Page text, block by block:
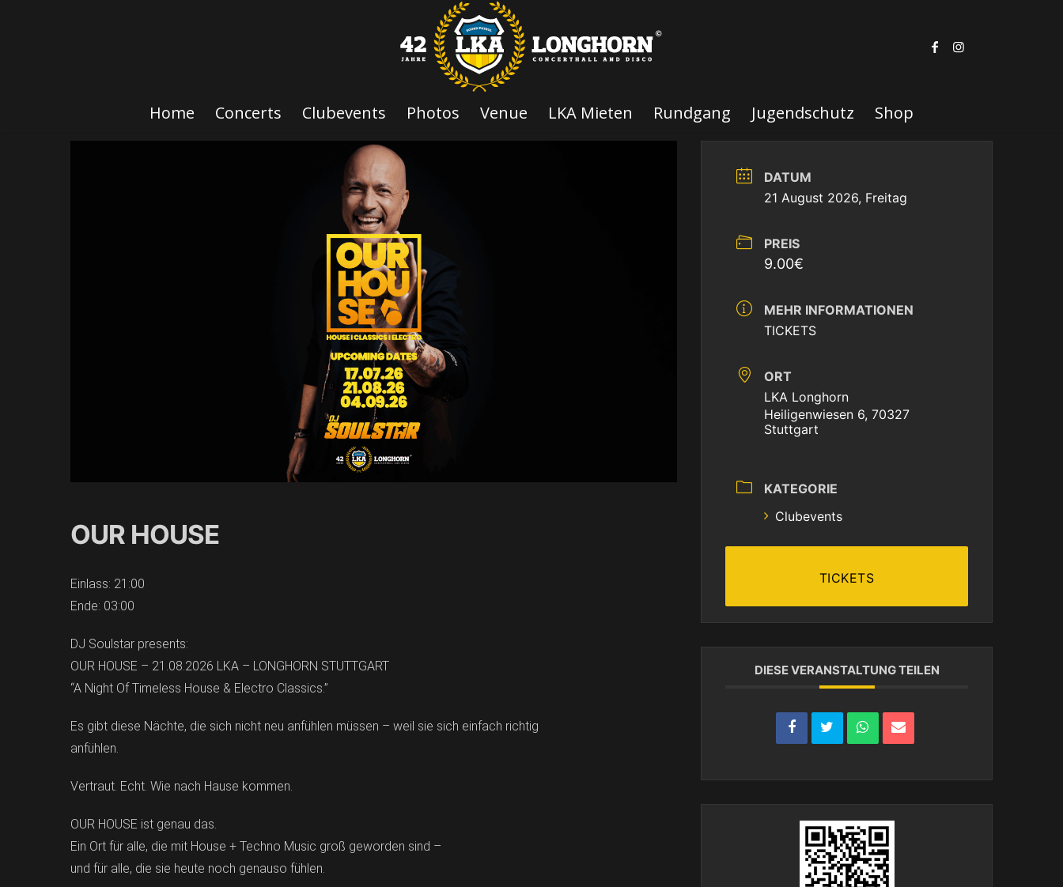
Home Concerts Clubevents Photos Venue LKA Mieten Rundgang Jugendschutz Shop
OUR HOUSE
Einlass: 21:00
Ende: 03:00
DJ Soulstar presents:
OUR HOUSE – 21.08.2026 LKA – LONGHORN STUTTGART
“A Night Of Timeless House & Electro Classics.”
Es gibt diese Nächte, die sich nicht neu anfühlen müssen – weil sie sich einfach richtig
anfühlen.
Vertraut. Echt. Wie nach Hause kommen.
OUR HOUSE ist genau das.
Ein Ort für alle, die mit House + Techno Music groß geworden sind –
und für alle, die sie heute noch genauso fühlen.
DATUM
21 August 2026, Freitag
PREIS
9.00€
MEHR INFORMATIONEN
TICKETS
ORT
LKA Longhorn
Heiligenwiesen 6, 70327
Stuttgart
KATEGORIE
Clubevents
TICKETS
DIESE VERANSTALTUNG TEILEN